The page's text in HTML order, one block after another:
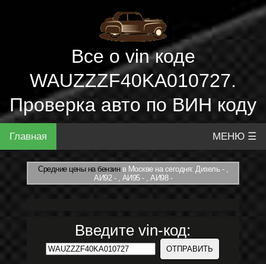
Все о vin коде
WAUZZZF40KA010727.
Проверка авто по ВИН коду
Главная МЕНЮ ☰
Средние цены на бензинв Москве на сегодня: Дизель - ,
АИ92 - , АИ95 - , АИ98 -
Введите vin-код: